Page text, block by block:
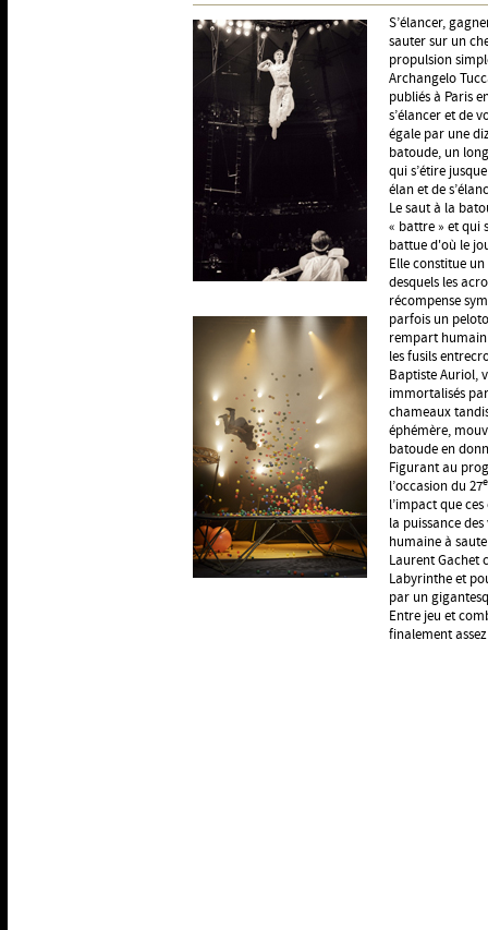
S’élancer,
sauter sur un
propulsion
Archangelo
publiés à Paris
s’élancer et de
égale par une
batoude, un
qui s’étire
élan et de
Le saut à la
« battre » et qui
battue d'où le
Elle constitue
desquels les
récompense
parfois un
rempart humain
les fusils
Baptiste Auriol,
immortalisés
chameaux
éphémère,
batoude en
Figurant au
l’occasion du 27e
l’impact que
la puissance
humaine à
Laurent Gachet
Labyrinthe et
par un
Entre jeu et
finalement